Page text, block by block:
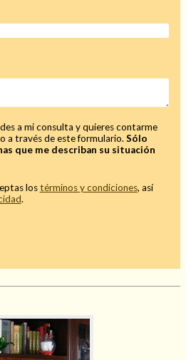
a mi consulta y quieres contarme
a través de este formulario.Sólo
que me describan su situación
lostérminos y condiciones, así
.